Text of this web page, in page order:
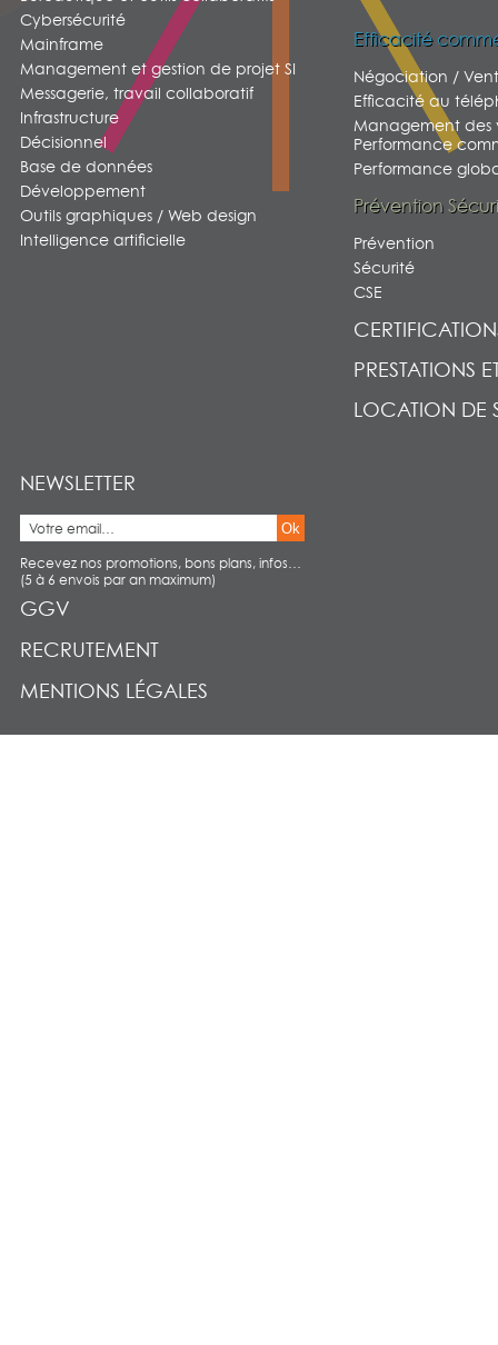
Cybersécurité
Mainframe
Management et gestion de projet SI
Messagerie, travail collaboratif
Infrastructure
Décisionnel
Base de données
Développement
Outils graphiques / Web design
Intelligence artificielle
Efficacité
Négociation /
Efficacité au
Management des
Performance
Performance
Prévention
Prévention
Sécurité
CSE
PRESTATIONS
LOCATION DE
NEWSLETTER
Ok
Recevez nos promotions, bons plans, infos…
(5 à 6 envois par an maximum)
RECRUTEMENT
MENTIONS LÉGALES
GGV